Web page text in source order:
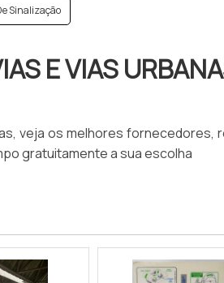
Sinalização
E VIAS
veja os melhores fornecedores,
gratuitamente a sua escolha